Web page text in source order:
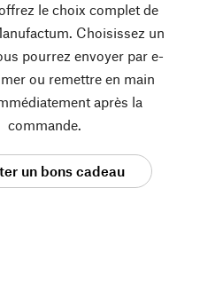
le choix complet de
Choisissez un
pourrez envoyer par e-
ou remettre en main
après la
commande.
un bons cadeau